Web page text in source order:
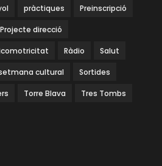
pràctiques Preinscripció
Projecte direcció
Ràdio Salut
cultural Sortides
Torre Blava Tres Tombs